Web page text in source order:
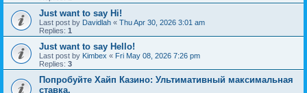
Just want to say Hi!
Last post by Davidlah « Thu Apr 30, 2026 3:01 am
Replies: 1
Just want to say Hello!
Last post by Kimbex « Fri May 08, 2026 7:26 pm
Replies: 3
Попробуйте Хайп Казино: Ультимативный максимальная
ставка.